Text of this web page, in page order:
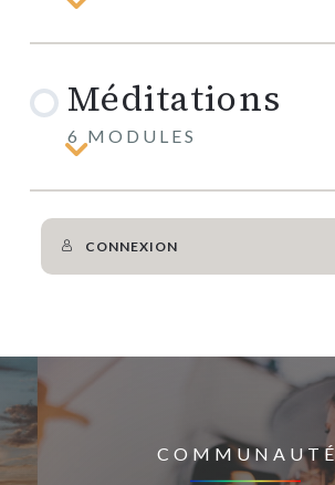
S’échapper
labyrinthe
Méditations
6 MODULES
Méditations
CONNEXION
COMMUNAUTÉ